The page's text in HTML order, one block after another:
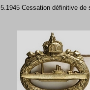
5.1945 Cessation définitive de